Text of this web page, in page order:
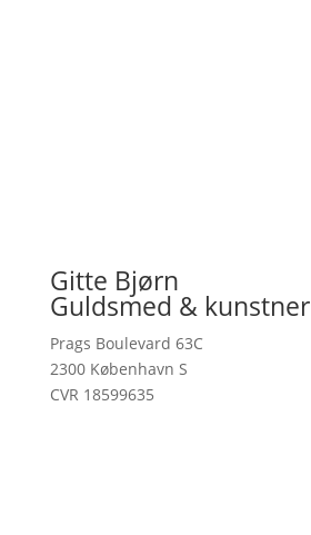
Gitte Bjørn
Guldsmed & kunstner
Prags Boulevard 63C
2300 København S
CVR 18599635